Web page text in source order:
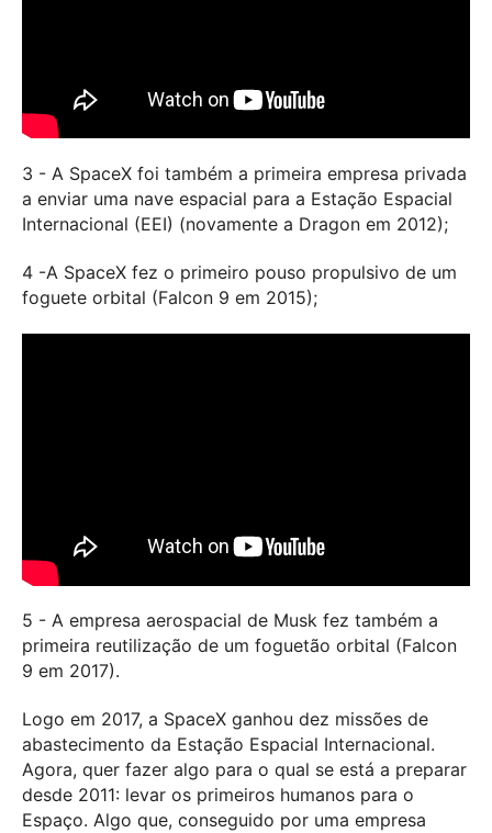
3 - A SpaceX foi também a primeira empresa privada
a enviar uma nave espacial para a Estação Espacial
Internacional (EEI) (novamente a Dragon em 2012);
4 -A SpaceX fez o primeiro pouso propulsivo de um
foguete orbital (Falcon 9 em 2015);
5 - A empresa aerospacial de Musk fez também a
primeira reutilização de um foguetão orbital (Falcon
9 em 2017).
Logo em 2017, a SpaceX ganhou dez missões de
abastecimento da Estação Espacial Internacional.
Agora, quer fazer algo para o qual se está a preparar
desde 2011: levar os primeiros humanos para o
Espaço. Algo que, conseguido por uma empresa